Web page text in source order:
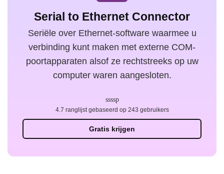
Serial to Ethernet Connector
Seriële over Ethernet-software waarmee u
verbinding kunt maken met externe COM-
poortapparaten alsof ze rechtstreeks op uw
computer waren aangesloten.
Gratis krijgen
4.7 ranglijst gebaseerd op 243 gebruikers